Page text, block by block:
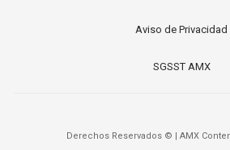
Aviso de Privacidad
SGSST AMX
Derechos Reservados © AMX